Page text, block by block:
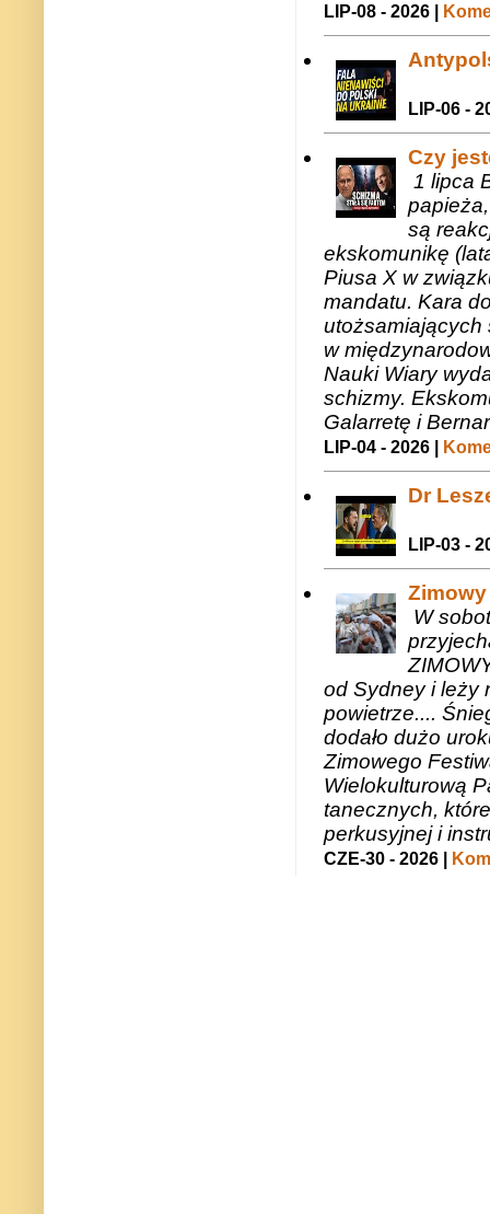
LIP-08 - 2026 |
LIP-06 -
Czy
1 lipca
są
ekskomunikę
Piusa X w
mandatu. Kara
utożsamiających
w
Nauki Wiary
schizmy.
Galarretę i
LIP-04 - 2026 |
Dr
LIP-03 -
W
od Sydney i leży
powietrze....
dodało dużo
Zimowego
Wielokulturową
tanecznych,
perkusyjnej i
CZE-30 - 2026 |